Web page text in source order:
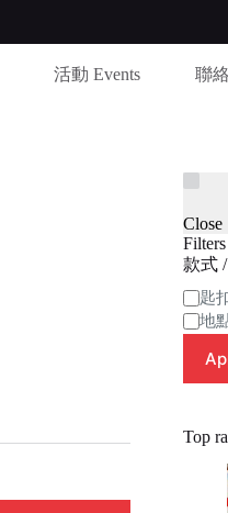
活動 Events 聯
Close
Filters
款式
匙
地
Top